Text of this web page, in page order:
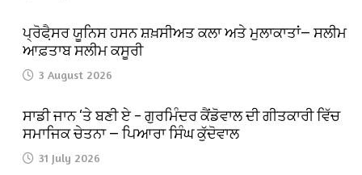
ਪ੍ਰੋਫੈ਼ਸਰ ਯੂਨਿਸ ਹਸਨ ਸ਼ਖ਼ਸੀਅਤ ਕਲਾ ਅਤੇ ਮੁਲਾਕਾਤਾਂ— ਸਲੀਮ
ਆਫ਼ਤਾਬ ਸਲੀਮ ਕਸੂਰੀ
3 August 2026
ਸਾਡੀ ਜਾਨ ‘ਤੇ ਬਣੀ ਏ – ਗੁਰਮਿੰਦਰ ਕੈਂਡੋਵਾਲ ਦੀ ਗੀਤਕਾਰੀ ਵਿੱਚ
ਸਮਾਜਿਕ ਚੇਤਨਾ — ਪਿਆਰਾ ਸਿੰਘ ਕੁੱਦੋਵਾਲ
31 July 2026